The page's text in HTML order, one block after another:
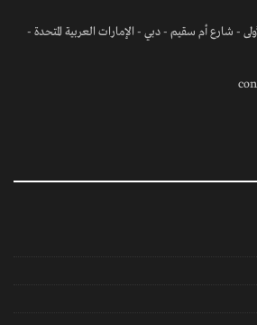
- شارع أم سقيم - دبي - الإمارات العربية المتحدة -